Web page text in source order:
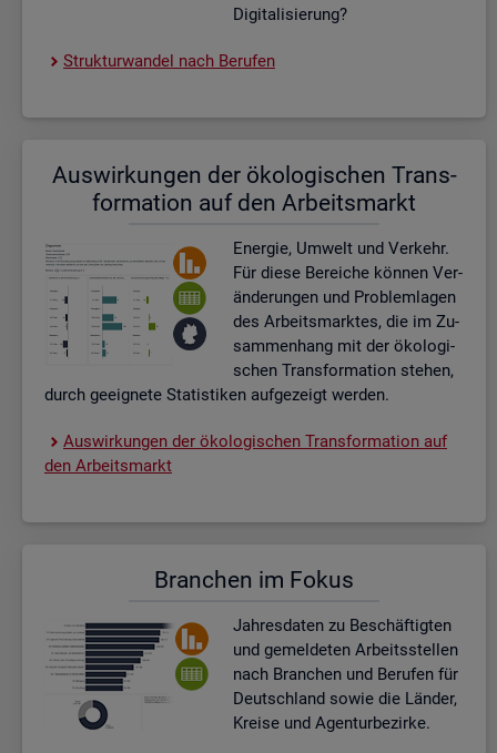
Di­gi­ta­li­sie­rung?
Struk­tur­wan­del nach Be­ru­fen
Aus­wir­kun­gen der öko­lo­gi­schen Trans­
for­ma­ti­on auf den Ar­beits­markt
En­er­gie, Um­welt und Ver­kehr.
Für diese Be­rei­che kön­nen Ver­
än­de­run­gen und Pro­blem­la­gen
des Ar­beits­mark­tes, die im Zu­
sam­men­hang mit der öko­lo­gi­
schen Trans­for­ma­ti­on ste­hen,
durch ge­eig­ne­te Sta­tis­ti­ken auf­ge­zeigt wer­den.
Aus­wir­kun­gen der öko­lo­gi­schen Trans­for­ma­ti­on auf
den Ar­beits­markt
Bran­chen im Fokus
Jah­res­da­ten zu Be­schäf­tig­ten
und ge­mel­de­ten Ar­beits­stel­len
nach Bran­chen und Be­ru­fen für
Deutsch­land sowie die Län­der,
Krei­se und Agen­tur­be­zir­ke.